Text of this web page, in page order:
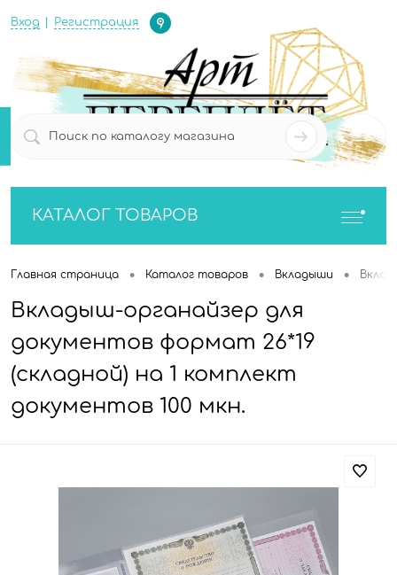
Вход Регистрация
Определение
0
КАТАЛОГ ТОВАРОВ
Главная страница • Каталог товаров • Вкладыши •
Вкладыш-органайзер для
документов формат 26*19
(складной) на 1 комплект
документов 100 мкн.